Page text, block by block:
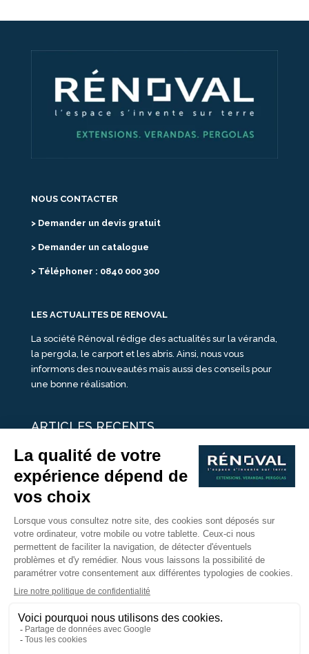
NOUS CONTACTER
> Demander un devis gratuit
> Demander un catalogue
> Téléphoner : 0840 000 300
LES ACTUALITES DE RENOVAL
La société Rénoval rédige des actualités sur la véranda,
la pergola, le carport et les abris. Ainsi, nous vous
informons des nouveautés mais aussi des conseils pour
une bonne réalisation.
ARTICLES RECENTS
25 idées de vérandas design
Un été pour une véranda
Portes Ouvertes Véranda Extension Suisse | 26-27 Juin
Une ombre avec une pergola aluminium
portes ouvertes véranda sur mesure
Nous Suivre